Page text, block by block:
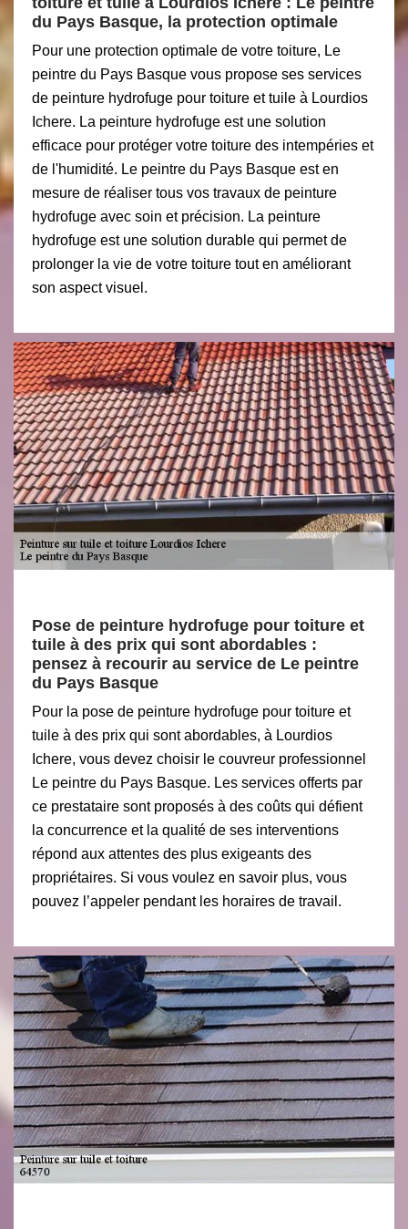
du Pays Basque, la protection optimale
Pour une protection optimale de votre toiture, Le
peintre du Pays Basque vous propose ses services
de peinture hydrofuge pour toiture et tuile à Lourdios
Ichere. La peinture hydrofuge est une solution
efficace pour protéger votre toiture des intempéries et
de l'humidité. Le peintre du Pays Basque est en
mesure de réaliser tous vos travaux de peinture
hydrofuge avec soin et précision. La peinture
hydrofuge est une solution durable qui permet de
prolonger la vie de votre toiture tout en améliorant
son aspect visuel.
Pose de peinture hydrofuge pour toiture et
tuile à des prix qui sont abordables :
pensez à recourir au service de Le peintre
du Pays Basque
Pour la pose de peinture hydrofuge pour toiture et
tuile à des prix qui sont abordables, à Lourdios
Ichere, vous devez choisir le couvreur professionnel
Le peintre du Pays Basque. Les services offerts par
ce prestataire sont proposés à des coûts qui défient
la concurrence et la qualité de ses interventions
répond aux attentes des plus exigeants des
propriétaires. Si vous voulez en savoir plus, vous
pouvez l’appeler pendant les horaires de travail.